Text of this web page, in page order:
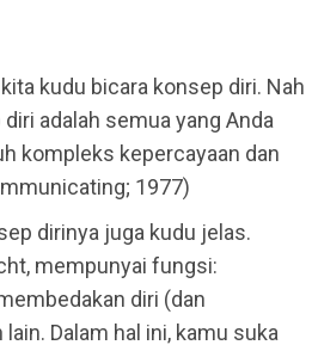
kudu bicara konsep diri. Nah
adalah semua yang Anda
kompleks kepercayaan dan
1977)
dirinya juga kudu jelas.
mempunyai fungsi:
diri (dan
Dalam hal ini, kamu suka